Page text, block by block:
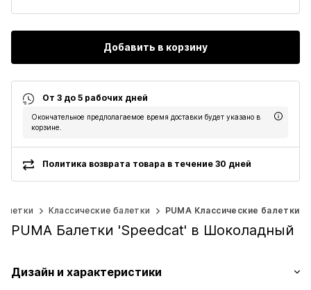
Добавить в корзину
От 3 до 5 рабочих дней
Окончательное предполагаемое время доставки будет указано в
корзине.
Политика возврата товара в течение 30 дней
Классические балетки PUMA Классические балетки
PUMA Балетки 'Speedcat' в Шоколадный
Дизайн и характеристики